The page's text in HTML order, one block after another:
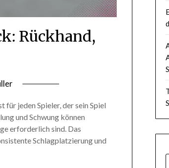
Rückhand,
für jeden Spieler, der sein Spiel
und Schwung können
erforderlich sind. Das
Schlagplatzierung und